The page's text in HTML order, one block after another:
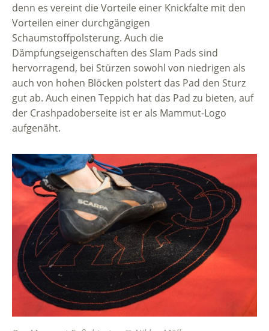
denn es vereint die Vorteile einer Knickfalte mit den
Vorteilen einer durchgängigen
Schaumstoffpolsterung. Auch die
Dämpfungseigenschaften des Slam Pads sind
hervorragend, bei Stürzen sowohl von niedrigen als
auch von hohen Blöcken polstert das Pad den Sturz
gut ab. Auch einen Teppich hat das Pad zu bieten, auf
der Crashpadoberseite ist er als Mammut-Logo
aufgenäht.